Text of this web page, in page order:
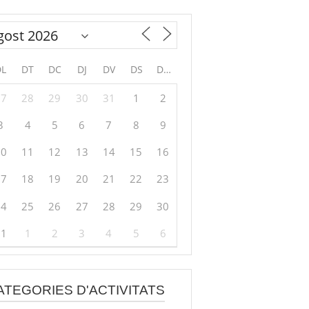
DT DC DJ DV DS DG
28 29 30 31 1
2
4 5 6 7 8
9
11 12 13 14 15
16
18 19 20 21 22
23
25 26 27 28 29
30
1 2 3 4 5 6
D'ACTIVITATS